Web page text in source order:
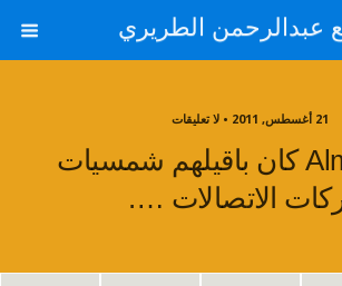
عبدالرحمن الطريري
21 أغسطس, 2011 • لا تعليقات
@Almatrafi كان باقيلهم شمسيات
الاتصالات ….